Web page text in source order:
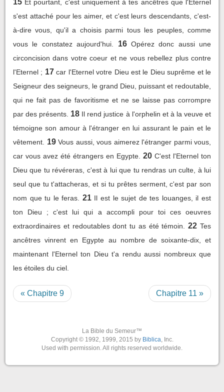
15 Et pourtant, c'est uniquement à tes ancêtres que l'Eternel
s'est attaché pour les aimer, et c'est leurs descendants, c'est-
à-dire vous, qu'il a choisis parmi tous les peuples, comme
vous le constatez aujourd'hui.
16 Opérez donc aussi une
circoncision dans votre coeur et ne vous rebellez plus contre
l'Eternel ; 17 car l'Eternel votre Dieu est le Dieu suprême et le
Seigneur des seigneurs, le grand Dieu, puissant et redoutable,
qui ne fait pas de favoritisme et ne se laisse pas corrompre
par des présents. 18 Il rend justice à l'orphelin et à la veuve et
témoigne son amour à l'étranger en lui assurant le pain et le
vêtement.
19 Vous aussi, vous aimerez l'étranger parmi vous,
car vous avez été étrangers en Egypte. 20 C'est l'Eternel ton
Dieu que tu révéreras, c'est à lui que tu rendras un culte, à lui
seul que tu t'attacheras, et si tu prêtes serment, c'est par son
nom que tu le feras.
21 Il est le sujet de tes louanges, il est
ton Dieu ; c'est lui qui a accompli pour toi ces oeuvres
extraordinaires et redoutables dont tu as été témoin.
22 Tes
ancêtres vinrent en Egypte au nombre de soixante-dix, et
maintenant l'Eternel ton Dieu t'a rendu aussi nombreux que
les étoiles du ciel.
« Chapitre 9 Chapitre 11 »
La Bible du Semeur™
Copyright © 1992, 1999, 2015 by Biblica, Inc.
Used with permission. All rights reserved worldwide.